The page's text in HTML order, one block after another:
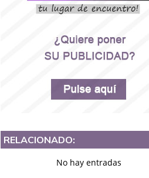
RELACIONADO:
No hay entradas